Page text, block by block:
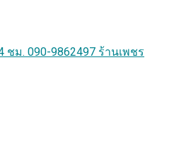
ม. 090-9862497 ร้านเพชร